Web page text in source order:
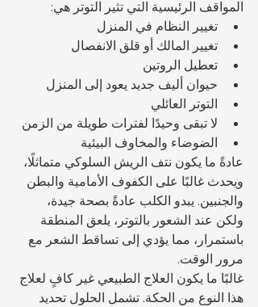
المواقف الرئيسية التي تثير التوتر هي:
تغيير النظام في المنزل
تغيير المالك أو قلق الانفصال
تعطيل الروتين
حيوان أليف جديد يعود إلى المنزل
التوتر العائلي
لا تبقى وحيدًا لفترات طويلة من الزمن
الضوضاء والمخاوف البيئية
عادةً ما يكون نتف الريش السلوكي متماثلًا،
ويحدث غالبًا على الكفوف الأمامية والبطن
والجنبين. يبدو الكلب عادةً بصحة جيدة،
ولكن عند الشعور بالتوتر، يلعق المنطقة
باستمرار، مما يؤدي إلى تساقط الشعر مع
مرور الوقت.
غالبًا ما يكون العلاج الطبيعي غير كافٍ لعلاج
هذا النوع من الحكة. تشمل الحلول تحديد